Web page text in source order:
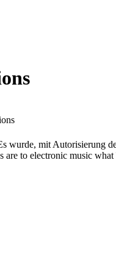
wurde, mit Autorisierung
to electronic music